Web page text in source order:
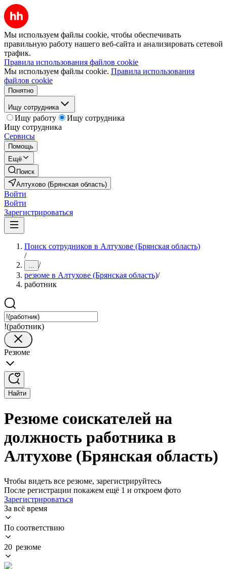
Мы используем файлы cookie, чтобы обеспечивать
правильную работу нашего веб-сайта и анализировать сетевой
трафик.
Правила использования файлов cookie
Мы используем файлы cookie. Правила использования
файлов cookie
Понятно
Ищу сотрудника
Ищу работу
Ищу сотрудника
Ищу сотрудника
Сервисы
Помощь
Ещё
Поиск
Алтухово (Брянская область)
Войти
Войти
Зарегистрироваться
Поиск сотрудников в Алтухове (Брянская область)
/
... /
резюме в Алтухове (Брянская область)/
работник
!(работник)
Резюме
Найти
Резюме соискателей на
должность работника в
Алтухове (Брянская область)
Чтобы видеть все резюме, зарегистрируйтесь
После регистрации покажем ещё 1 и откроем фото
Зарегистрироваться
За всё время
По соответствию
20 резюме